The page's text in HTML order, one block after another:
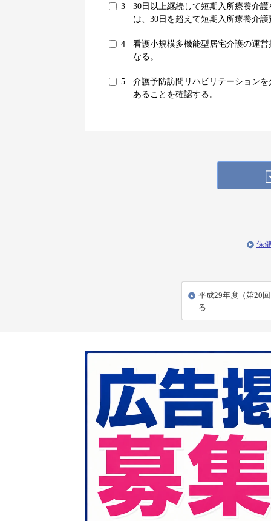
3
30日以上継続して短期入所療養介
は、30日を超えて短期入所療養介
4
看護小規模多機能型居宅介護の運
なる。
5
介護予防訪問リハビリテーション
あることを確認する。
保
平成29年度（第20
る